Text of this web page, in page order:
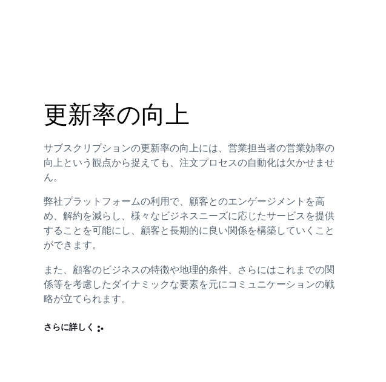
更新率の向上
サブスクリプションの更新率の向上には、営業担当者の営業効率の
向上という観点から捉えても、注文プロセスの自動化は欠かせませ
ん。
弊社プラットフォームの利用で、顧客とのエンゲージメントを高
め、解約を減らし、様々なビジネスニーズに応じたサービスを提供
することを可能にし、顧客と長期的に良い関係を構築していくこと
ができます。
また、顧客のビジネスの特徴や地理的条件、さらにはこれまでの関
係等を考慮したダイナミックな要素を元にコミュニケーションの戦
略が立てられます。